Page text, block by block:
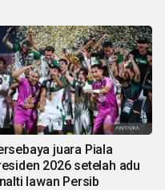
juara Piala
2026 setelah adu
lawan Persib